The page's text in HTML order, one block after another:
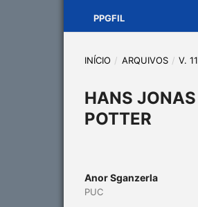
PPGFIL
INÍCIO / ARQUIVOS / V.
HANS
POTTER
Anor Sganzerla
PUC